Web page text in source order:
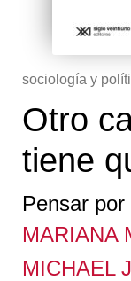
sociología y
Otro
tiene
Pensar
MARIANA
MICHAEL